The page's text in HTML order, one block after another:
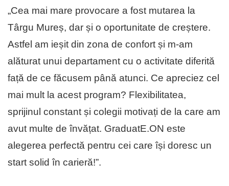
„Cea mai mare provocare a fost mutarea la
Târgu Mureș, dar și o oportunitate de creștere.
Astfel am ieșit din zona de confort și m-am
alăturat unui departament cu o activitate diferită
față de ce făcusem până atunci. Ce apreciez cel
mai mult la acest program? Flexibilitatea,
sprijinul constant și colegii motivați de la care am
avut multe de învățat. GraduatE.ON este
alegerea perfectă pentru cei care își doresc un
start solid în carieră!”.